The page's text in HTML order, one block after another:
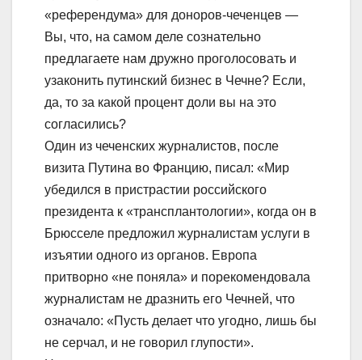
«референдума» для доноров-чеченцев —
Вы, что, на самом деле сознательно
предлагаете нам дружно проголосовать и
узаконить путинский бизнес в Чечне? Если,
да, то за какой процент доли вы на это
согласились?
Один из чеченских журналистов, после
визита Путина во Францию, писал: «Мир
убедился в пристрастии российского
президента к «трансплантологии», когда он в
Брюсселе предложил журналистам услуги в
изъятии одного из органов. Европа
притворно «не поняла» и порекомендовала
журналистам не дразнить его Чечней, что
означало: «Пусть делает что угодно, лишь бы
не серчал, и не говорил глупости».